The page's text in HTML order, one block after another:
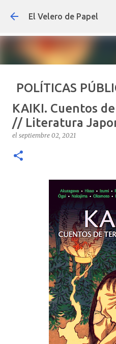
Ir al
El Velero de Papel
POLÍTICAS
POR ARTURO
el septiembre 22, 2024 ARTÍCULOS
OPINIÓN POLÍTICAS PÚBLICAS Y
KAIKI. Cuentos
// Literatura
el septiembre 02, 2021